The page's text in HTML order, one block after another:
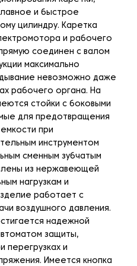
и быстрое
цилиндру. Каретка
и рабочего
соединен с валом
максимально
невозможно даже
рабочего органа. На
стойки с боковыми
для предотвращения
при
инструментом
сменным зубчатым
из нержавеющей
нагрузкам и
работает с
воздушного давления.
надежной
защиты,
перегрузках и
Имеется кнопка